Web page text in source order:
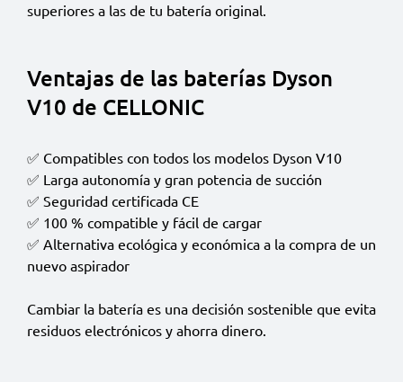
superiores a las de tu batería original.
Ventajas de las baterías Dyson
V10 de CELLONIC
✅ Compatibles con todos los modelos Dyson V10
✅ Larga autonomía y gran potencia de succión
✅ Seguridad certificada CE
✅ 100 % compatible y fácil de cargar
✅ Alternativa ecológica y económica a la compra de un
nuevo aspirador
Cambiar la batería es una decisión sostenible que evita
residuos electrónicos y ahorra dinero.